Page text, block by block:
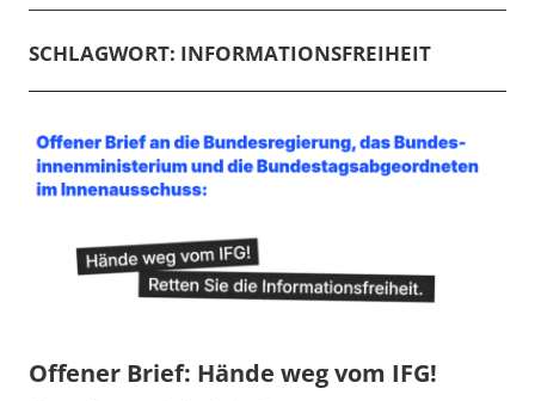
SCHLAGWORT: INFORMATIONSFREIHEIT
Offener Brief: Hände weg vom IFG!